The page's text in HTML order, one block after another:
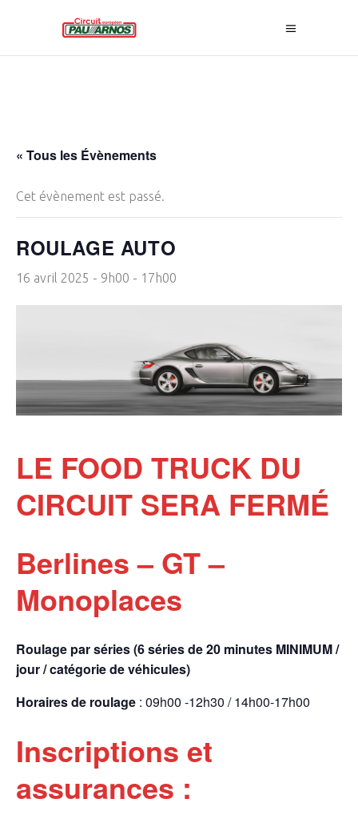
« Tous les Évènements
Cet évènement est passé.
ROULAGE AUTO
16 avril 2025 - 9h00 - 17h00
LE FOOD TRUCK DU
CIRCUIT SERA FERMÉ
Berlines – GT –
Monoplaces
Roulage par séries (6 séries de 20 minutes MINIMUM /
jour / catégorie de véhicules)
Horaires de roulage : 09h00 -12h30 / 14h00-17h00
Inscriptions et
assurances :